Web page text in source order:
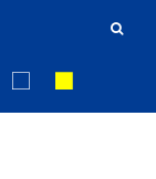
เครื่อ